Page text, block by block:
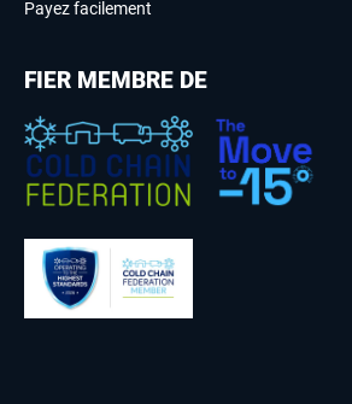
Payez facilement
FIER MEMBRE DE